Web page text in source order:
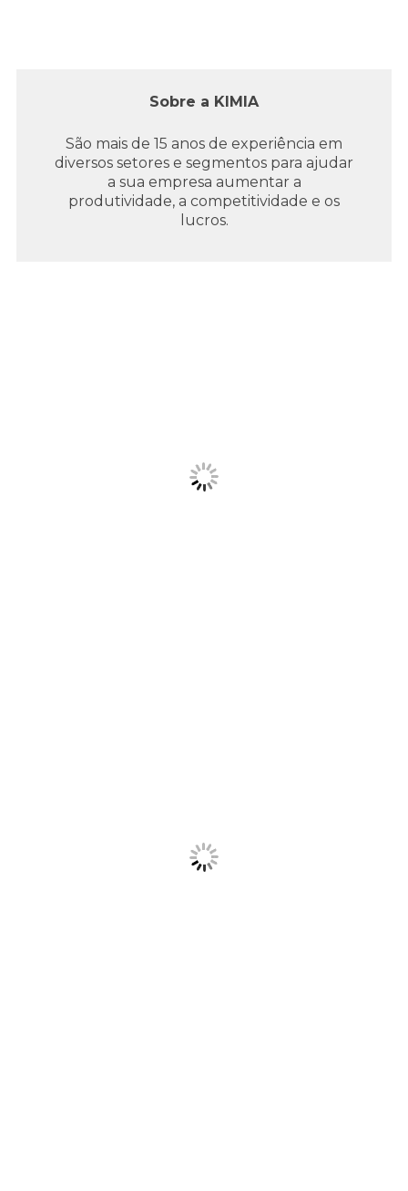
Sobre a KIMIA
São mais de 15 anos de experiência em
diversos setores e segmentos para ajudar
a sua empresa aumentar a
produtividade, a competitividade e os
lucros.